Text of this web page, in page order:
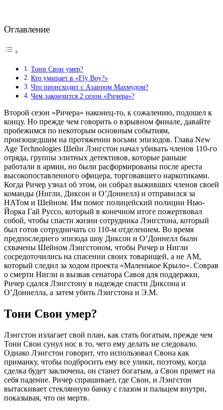
Оглавление
Тони Свон умер?
Кто умирает в «Fly Boy?»
Что происходит с Азаиром Махмудом?
Чем закончится 2 сезон «Ричера»?
Второй сезон «Ричера» наконец-то, к сожалению, подошел к
концу. Но прежде чем говорить о взрывном финале, давайте
пробежимся по некоторым основным событиям,
произошедшим на протяжении восьми эпизодов. Глава New
Age Technologies Шейн Лэнгстон начал убивать членов 110-го
отряда, группы элитных детективов, которые раньше
работали в армии, но были расформированы после ареста
высокопоставленного офицера, торговавшего наркотиками.
Когда Ричер узнал об этом, он собрал выживших членов своей
команды (Нигли, Диксон и О’Доннелл) и отправился за
НАТом и Шейном. Им помог полицейский полиции Нью-
Йорка Гай Руссо, который в конечном итоге пожертвовал
собой, чтобы спасти жизни сотрудника Лэнгстона, который
был готов сотрудничать со 110-м отделением. Во время
предпоследнего эпизода шоу Диксон и О’Доннелл были
схвачены Шейном Лэнгстоном, чтобы Ричер и Нигли
сосредоточились на спасении своих товарищей, а не АМ,
который следил за ходом проекта «Маленькое Крыло». Соврав
о смерти Нигли и вызвав сенатора Савоя для поддержки,
Ричер сдался Лэнгстону в надежде спасти Диксона и
О’Доннелла, а затем убить Лэнгстона и Э.М.
Тони Свон умер?
Лэнгстон излагает свой план, как стать богатым, прежде чем
Тони Свон сунул нос в то, чего ему делать не следовало.
Однако Лэнгстон говорит, что использовал Свона как
приманку, чтобы подбросить ему все улики, поэтому, когда
сделка будет заключена, он станет богатым, а Свон примет на
себя падение. Ричер спрашивает, где Свон, и Лэнгстон
вытаскивает стеклянную банку с глазом и пальцем внутри,
показывая, что он мертв.